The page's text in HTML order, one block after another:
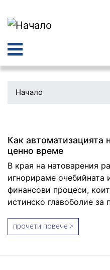
Начало
Как автоматизацията
ценно време
В края на натоварения
игнорираме очебийната
финансови процеси,
истинско главоболие за
прочети повече >